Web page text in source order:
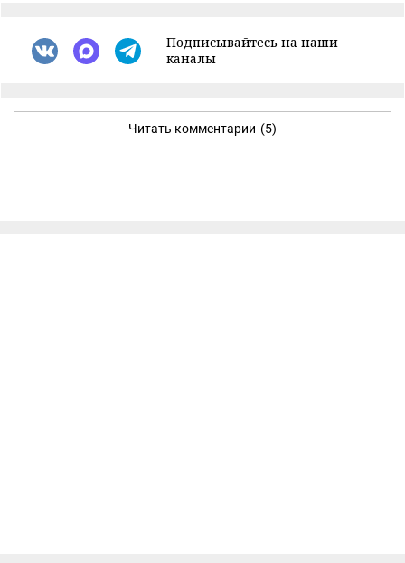
Подписывайтесь на наши
каналы
Читать комментарии (5)